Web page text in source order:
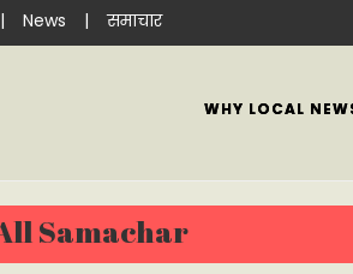
| News | समाचार
WHY LOCAL
Samachar